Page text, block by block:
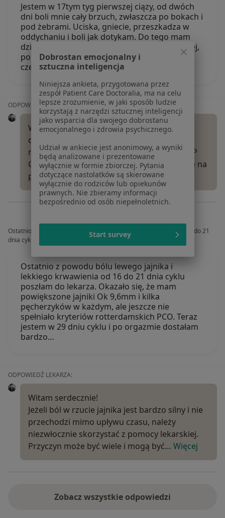
Jestem w 17tym tyg pierwszej ciązy, od dwóch
dni boli mnie cały brzuch, zwłaszcza po bokach i
pod żebrami. Uciska, gniecie, przeszkadza w
oddychaniu i boli jak dotykam. Do tego mam
dziwne ataki bólu w plecach (na środku i wyżej,
po prawej) który przechodzi na bok i prawą
część brzucha. Nie moge…
ODPOWIEDŹ LEKARZA:
Witam serdecznie. Opisywane przez Panią
dolegliwości mogą wskazywać na atak kolki
nerkowej. Proszę zgłosić się do najbliższej IP
Gin-Poł, aby postawiono dokładną diagnozę na
podstawie badań laboratoryjnych…
Ostatnio z powodu bólu lewego jajnika i lekkiego krwawienia od 16 do 21
dnia cyklu poszłam do lekarz
Ostatnio z powodu bólu lewego jajnika i
lekkiego krwawienia od 16 do 21 dnia cyklu
poszłam do lekarza. Okazało się, że mam
powiększone jajniki Ok 9,6mm i kilka
pęcherzyków w każdym, ale jeszcze nie
spełniało kryteriów rotterdamskich PCO. Teraz
jestem w 29 dniu cyklu i po orgazmie dostałam
bardzo…
ODPOWIEDŹ LEKARZA:
Witam serdecznie!
Jeżeli ból w rzucie jajnika jest bardzo silny i nie
przechodzi mimo upływu czasu, należy
niezwłocznie skorzystać z pomocy lekarskiej.
Przyczyn może być wiele i mogą być… Więcej
Zobacz wszystkie odpowiedzi
Dobrostan emocjonalny i
sztuczna inteligencja
Niniejsza ankieta, przygotowana przez
zespół Patient Care Doctoralia, ma na celu
lepsze zrozumienie, w jaki sposób ludzie
korzystają z narzędzi sztucznej inteligencji
jako wsparcia dla swojego dobrostanu
emocjonalnego i zdrowia psychicznego.
Udział w ankiecie jest anonimowy, a wyniki
będą analizowane i prezentowane
wyłącznie w formie zbiorczej. Pytania
dotyczące nastolatków są skierowane
wyłącznie do rodziców lub opiekunów
prawnych. Nie zbieramy informacji
bezpośrednio od osób niepełnoletnich.
Start survey